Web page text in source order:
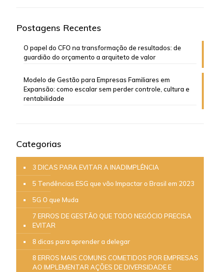
Postagens Recentes
O papel do CFO na transformação de resultados: de
guardião do orçamento a arquiteto de valor
Modelo de Gestão para Empresas Familiares em
Expansão: como escalar sem perder controle, cultura e
rentabilidade
Categorias
3 DICAS PARA EVITAR A INADIMPLÊNCIA
5 Tendências ESG que vão Impactar o Brasil em 2023
5G O que Muda
7 ERROS DE GESTÃO QUE TODO NEGÓCIO PRECISA
EVITAR
8 dicas para aprender a delegar
8 ERROS MAIS COMUNS COMETIDOS POR EMPRESAS
AO IMPLEMENTAR AÇÕES DE DIVERSIDADE E